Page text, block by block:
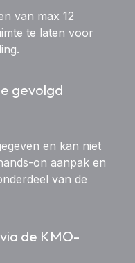
van max 12
te laten voor
gevolgd
en kan niet
on aanpak en
van de
de KMO-